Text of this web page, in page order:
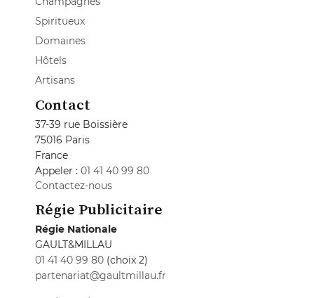
Spiritueux
Domaines
Hôtels
Artisans
Contact
37-39 rue Boissière
75016 Paris
France
Appeler : 01 41 40 99 80
Contactez-nous
Régie Publicitaire
Régie Nationale
GAULT&MILLAU
01 41 40 99 80 (choix 2)
partenariat@gaultmillau.fr